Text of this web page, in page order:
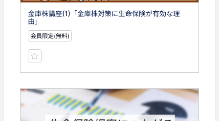
金庫株講座(1)「金庫株対策に生命保険が有効な理
由」
会員限定(無料)